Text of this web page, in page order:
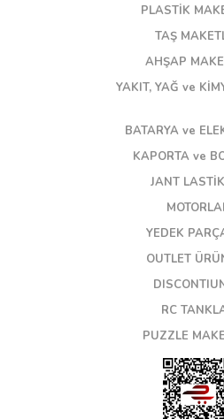
PLASTİK
TAŞ
AHŞAP
YAKIT, YAĞ ve
BATARYA ve
KAPORTA ve
JANT
YEDEK
OUTLET
RC
PUZZLE